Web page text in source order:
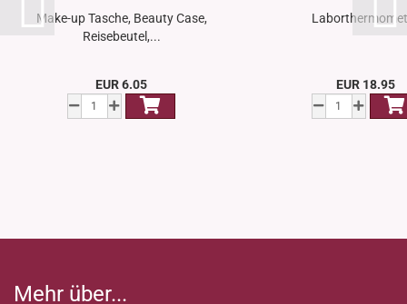
Make-up Tasche, Beauty Case,
Reisebeutel,...
EUR 6.05 EUR 18.95
Mehr über...